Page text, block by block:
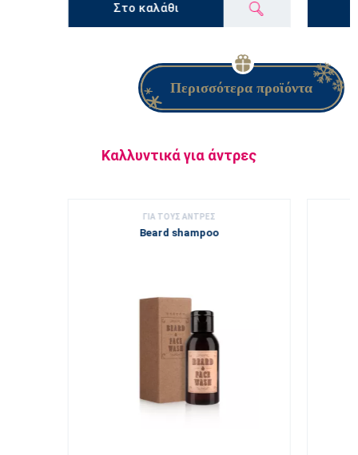
Στο καλάθι
Περισσότερα προϊόντα
Καλλυντικά για άντρες
ΓΙΑ ΤΟΥΣ ΑΝΤΡΕΣ
Beard shampoo